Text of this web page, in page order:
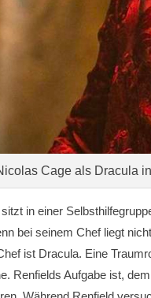
Cage als Dracula
in einer
bei seinem Chef liegt
ist Dracula. Eine
Renfields Aufgabe ist,